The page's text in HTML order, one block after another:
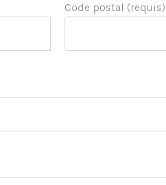
Code postal (requis)